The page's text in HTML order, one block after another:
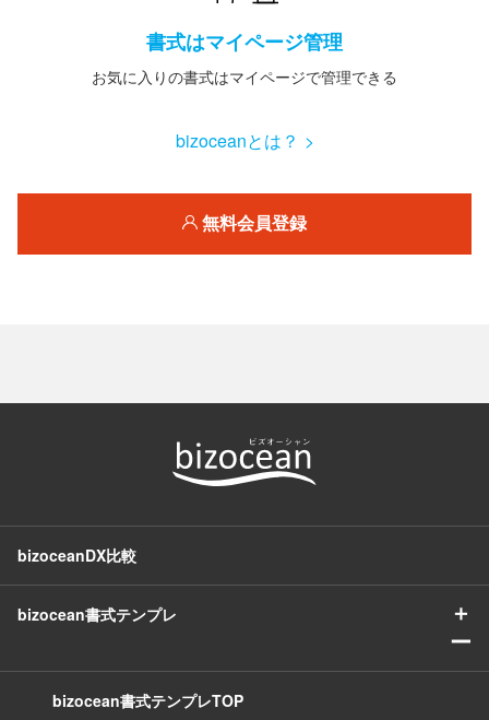
書式はマイページ管理
お気に入りの書式はマイページで管理できる
bizoceanとは？ >
無料会員登録
bizoceanDX比較
bizocean書式テンプレ
＋
ー
bizocean書式テンプレTOP